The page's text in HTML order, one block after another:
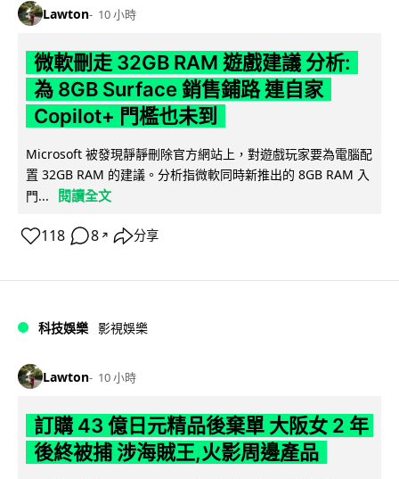
Lawton 10 小時
微軟刪走 32GB RAM 遊戲建議 分析:
為 8GB Surface 銷售鋪路 連自家
Copilot+ 門檻也未到
Microsoft 被發現靜靜刪除官方網站上，對遊戲玩家要為電腦配
置 32GB RAM 的建議。分析指微軟同時新推出的 8GB RAM 入
門...
閱讀全文
118 8 ↗ 分享
科技娛樂 影視娛樂
Lawton 10 小時
訂購 43 億日元精品後棄單 大阪女 2 年
後終被捕 涉海賊王,火影周邊產品